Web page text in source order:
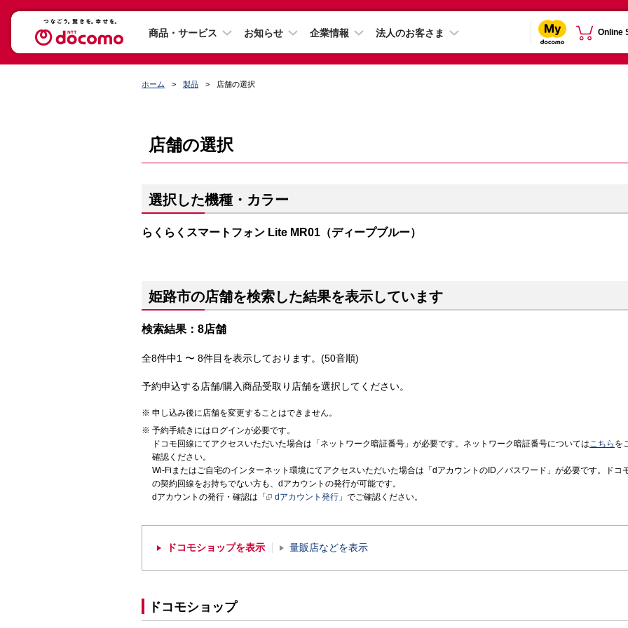
商品・サービス お知らせ 企業情報 法人のお客さま Online
ホーム 製品 店舗の選択
店舗の選択
選択した機種・カラー
らくらくスマートフォン Lite MR01（ディープブルー）
姫路市の店舗を検索した結果を表示しています
検索結果：8店舗
全8件中1 〜 8件目を表示しております。(50音順)
予約申込する店舗/購入商品受取り店舗を選択してください。
申し込み後に店舗を変更することはできません。
予約手続きにはログインが必要です。
ドコモ回線にてアクセスいただいた場合は「ネットワーク暗証番号」が必要です。ネットワーク暗証番号についてはこちら を
確認ください。
Wi-Fiまたはご自宅のインターネット環境にてアクセスいただいた場合は「dアカウントのID／パスワード」が必要です。ドコ
の契約回線をお持ちでない方も、dアカウントの発行が可能です。
dアカウントの発行・確認は「
dアカウント発行 」でご確認ください。
ドコモショップを表示 量販店などを表示
ドコモショップ